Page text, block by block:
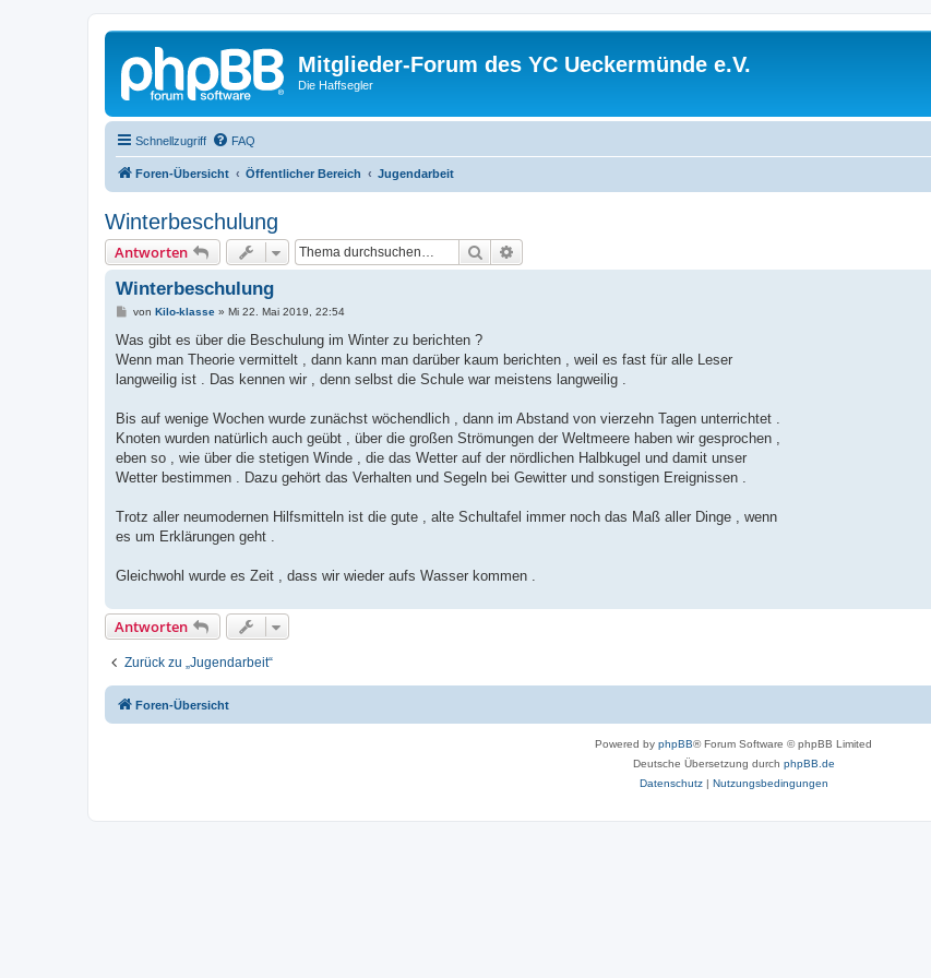
Mitglieder-Forum des YC Ueckermünde e.V.
Die Haffsegler
Schnellzugriff FAQ
Foren-Übersicht Öffentlicher Bereich Jugendarbeit
Winterbeschulung
Antworten Suche
Winterbeschulung
B
i
r
a
von Kilo-klasse» Mi 22. Mai 2019, 22:54
Was gibt es über die Beschulung im Winter zu berichten ?
Wenn man Theorie vermittelt , dann kann man darüber kaum berichten , weil es fast für alle Leser
langweilig ist . Das kennen wir , denn selbst die Schule war meistens langweilig .
Bis auf wenige Wochen wurde zunächst wöchendlich , dann im Abstand von vierzehn Tagen unterrichtet .
Knoten wurden natürlich auch geübt , über die großen Strömungen der Weltmeere haben wir gesprochen ,
eben so , wie über die stetigen Winde , die das Wetter auf der nördlichen Halbkugel und damit unser
Wetter bestimmen . Dazu gehört das Verhalten und Segeln bei Gewitter und sonstigen Ereignissen .
Trotz aller neumodernen Hilfsmitteln ist die gute , alte Schultafel immer noch das Maß aller Dinge , wenn
es um Erklärungen geht .
Gleichwohl wurde es Zeit , dass wir wieder aufs Wasser kommen .
Antworten
Zurück zu „Jugendarbeit“
Foren-Übersicht
Powered by phpBB® Forum Software © phpBB Limited
Deutsche Übersetzung durch phpBB.de
Datenschutz| Nutzungsbedingungen